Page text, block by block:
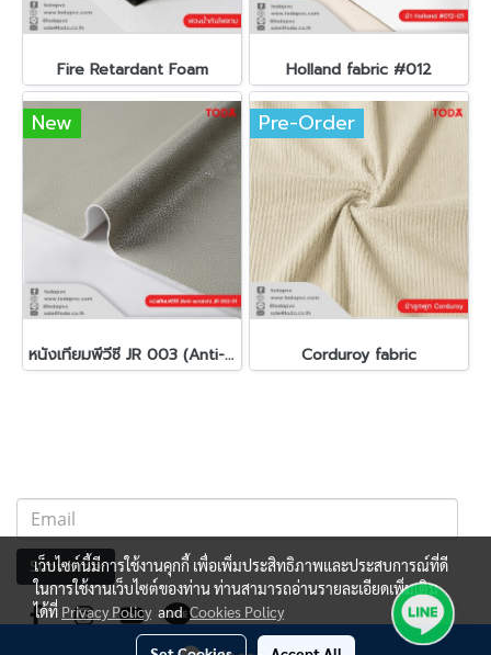
Fire Retardant Foam Holland fabric #012
New
หนังเทียมพีวีซี JR 003 (Anti-scratch)(copy)
Pre-Order
Corduroy fabric
Subscribe
เว็บไซต์นี้มีการใช้งานคุกกี้ เพื่อเพิ่มประสิทธิภาพและประสบการณ์ที่ดี
ในการใช้งานเว็บไซต์ของท่าน ท่านสามารถอ่านรายละเอียดเพิ่มเติม
ได้ที่ Privacy Policy andCookies Policy